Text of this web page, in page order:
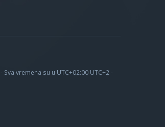
- Sva vremena su u UTC+02:00 UTC+2 -